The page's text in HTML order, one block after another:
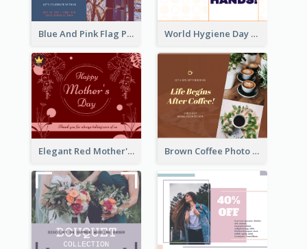
Blue And Pink Flag Photo Memorial Day Facebook Post World Hygiene Day Facebook Post
Elegant Red Mother's Day Facebook Post With Floral Decorations Brown Coffee Photo Coffee Shop Facebook Post